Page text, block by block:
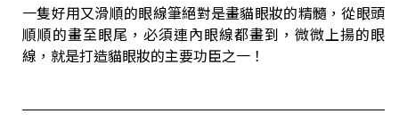
一隻好用又滑順的眼線筆絕對是畫貓眼妝的精髓，從眼頭
順順的畫至眼尾，必須連內眼線都畫到，微微上揚的眼
線，就是打造貓眼妝的主要功臣之一！